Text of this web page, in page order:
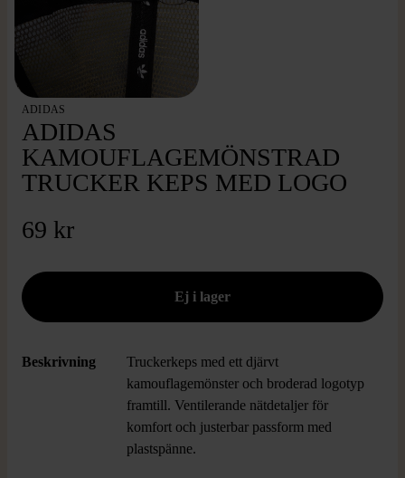
ADIDAS
ADIDAS
KAMOUFLAGEMÖNSTRAD
TRUCKER KEPS MED LOGO
69 kr
Beskrivning
Truckerkeps med ett djärvt
kamouflagemönster och broderad logotyp
framtill. Ventilerande nätdetaljer för
komfort och justerbar passform med
plastspänne.